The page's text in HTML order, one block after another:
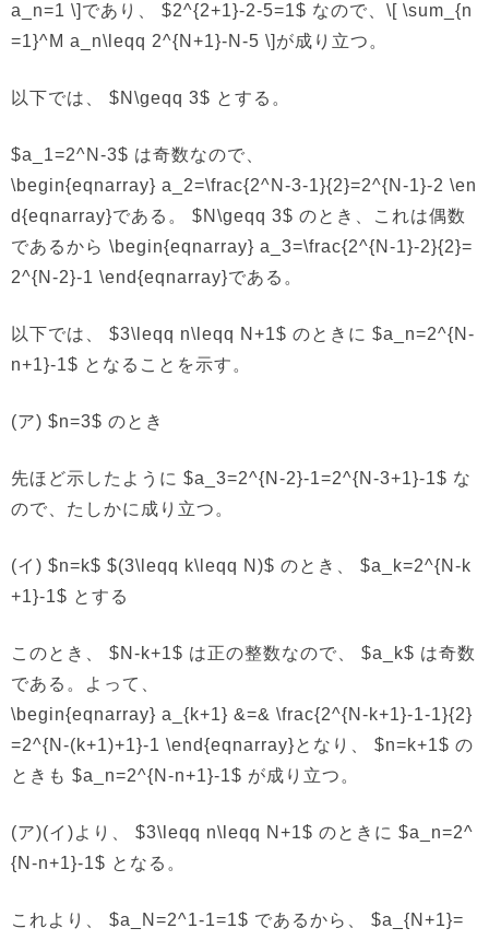
a_n=1 \]であり、 $2^{2+1}-2-5=1$ なので、\[ \sum_{n
=1}^M a_n\leqq 2^{N+1}-N-5 \]が成り立つ。
以下では、 $N\geqq 3$ とする。
$a_1=2^N-3$ は奇数なので、
\begin{eqnarray} a_2=\frac{2^N-3-1}{2}=2^{N-1}-2 \en
d{eqnarray}である。 $N\geqq 3$ のとき、これは偶数
であるから \begin{eqnarray} a_3=\frac{2^{N-1}-2}{2}=
2^{N-2}-1 \end{eqnarray}である。
以下では、 $3\leqq n\leqq N+1$ のときに $a_n=2^{N-
n+1}-1$ となることを示す。
(ア) $n=3$ のとき
先ほど示したように $a_3=2^{N-2}-1=2^{N-3+1}-1$ な
ので、たしかに成り立つ。
(イ) $n=k$ $(3\leqq k\leqq N)$ のとき、 $a_k=2^{N-k
+1}-1$ とする
このとき、 $N-k+1$ は正の整数なので、 $a_k$ は奇数
である。よって、
\begin{eqnarray} a_{k+1} &=& \frac{2^{N-k+1}-1-1}{2}
=2^{N-(k+1)+1}-1 \end{eqnarray}となり、 $n=k+1$ の
ときも $a_n=2^{N-n+1}-1$ が成り立つ。
(ア)(イ)より、 $3\leqq n\leqq N+1$ のときに $a_n=2^
{N-n+1}-1$ となる。
これより、 $a_N=2^1-1=1$ であるから、 $a_{N+1}=